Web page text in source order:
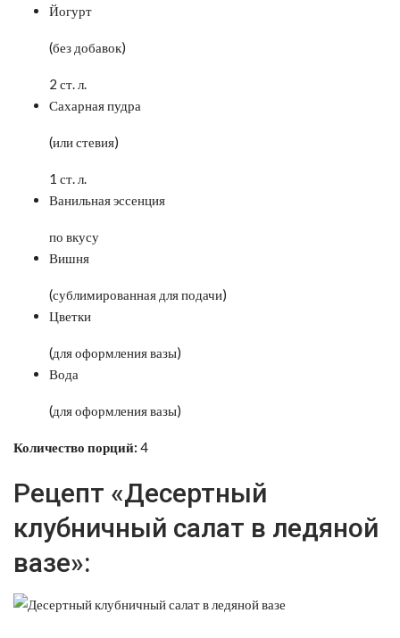
Йогурт
(без добавок)
2 ст. л.
Сахарная пудра
(или стевия)
1 ст. л.
Ванильная эссенция
по вкусу
Вишня
(сублимированная для подачи)
Цветки
(для оформления вазы)
Вода
(для оформления вазы)
Количество порций: 4
Рецепт «Десертный
клубничный салат в ледяной
вазе»: